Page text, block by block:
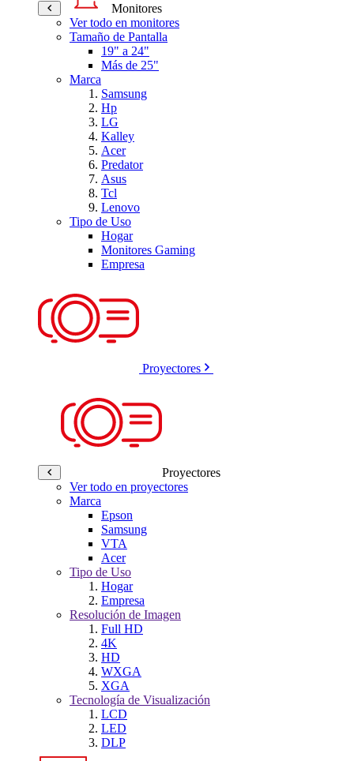
Monitores
Ver todo en monitores
Tamaño de Pantalla
19" a 24"
Más de 25"
Marca
Samsung
Hp
LG
Kalley
Acer
Predator
Asus
Tcl
Lenovo
Tipo de Uso
Hogar
Monitores Gaming
Empresa
Proyectores
Proyectores
Ver todo en proyectores
Marca
Epson
Samsung
VTA
Acer
Tipo de Uso
Hogar
Empresa
Resolución de Imagen
Full HD
4K
HD
WXGA
XGA
Tecnología de Visualización
LCD
LED
DLP